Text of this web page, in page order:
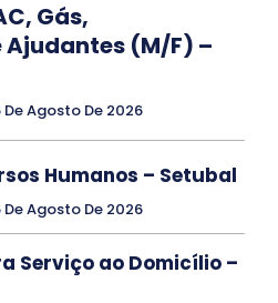
Gás,
(M/F) –
De Agosto De 2026
Humanos – Setubal
De Agosto De 2026
Serviço ao Domicílio –